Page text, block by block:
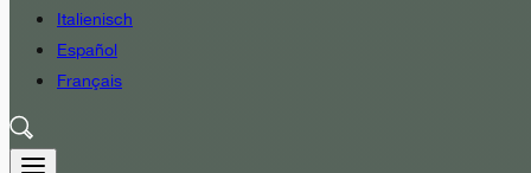
Italienisch
Español
Français